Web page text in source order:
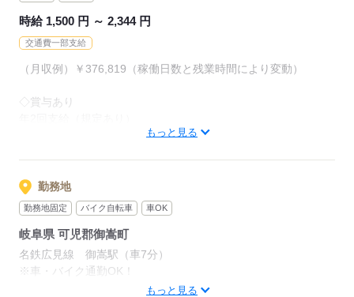
20代～30代の世代の方が
分からないことがあっても
今のお仕事に悩んでいる方など
ご応募お待ちしております☆彡
◎雇用保険あり
◎社会保険あり
◎車・バイク通勤OK
◎残業手当
◎賞与あり（年2回）
◎休憩室あり
◎食堂利用OK
◎教育制度充実
※各社内規定あり
時給 1,500 円 ～ 2,344 円
交通費一部支給
（月収例）￥376,819（稼働日数と残業時間により変動）
◇賞与あり
※前払い手数料なし
※当週勤務日数×3,000円（15,000円）を上限として
勤務週の週末に前渡し可能（規定あり）
◇面接交通費（上限/2,000円）支給
領収書をお持ちいただければ
面接時の交通費もお渡しします◎
もっと見る
勤務地
勤務地固定 バイク自転車 車OK
岐阜県 可児郡御嵩町
名鉄広見線 御嵩駅（車7分）
※車・バイク通勤OK！
もっと見る